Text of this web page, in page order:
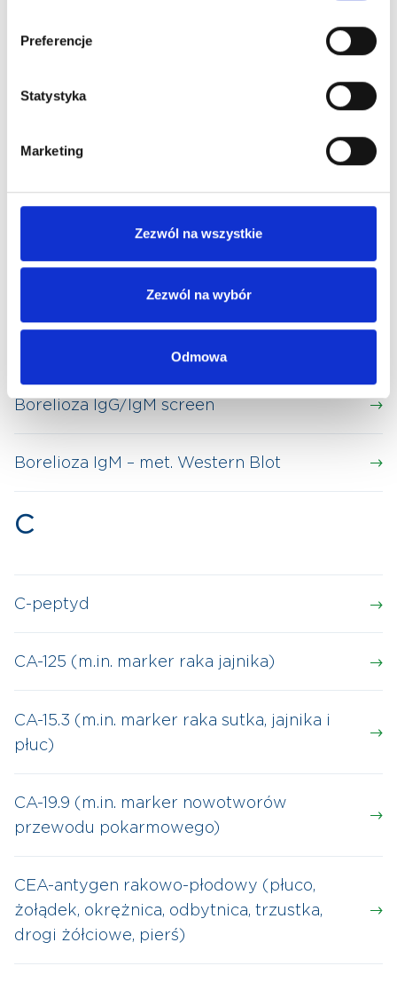
Preferencje
Statystyka
Marketing
Zezwól na wszystkie
Zezwól na wybór
Odmowa
Biopsja zmian tarczycy
Bordetella pertusis IgM
Borelioza IgG/IgM screen
Borelioza IgM – met. Western Blot
C
C-peptyd
CA-125 (m.in. marker raka jajnika)
CA-15.3 (m.in. marker raka sutka, jajnika i
płuc)
CA-19.9 (m.in. marker nowotworów
przewodu pokarmowego)
CEA-antygen rakowo-płodowy (płuco,
żołądek, okrężnica, odbytnica, trzustka,
drogi żółciowe, pierś)